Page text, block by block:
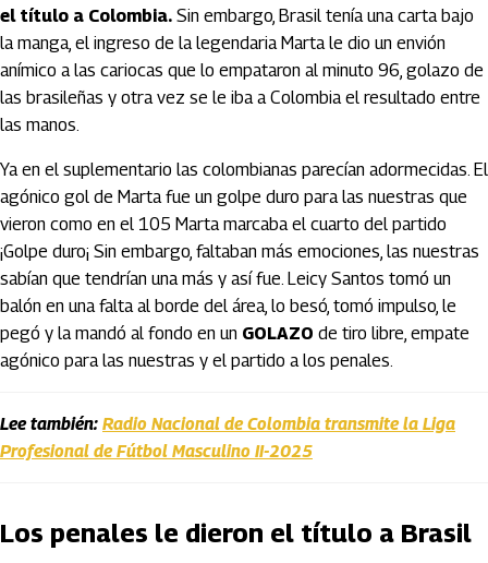
el título a Colombia. Sin embargo, Brasil tenía una carta bajo
la manga, el ingreso de la legendaria Marta le dio un envión
anímico a las cariocas que lo empataron al minuto 96, golazo de
las brasileñas y otra vez se le iba a Colombia el resultado entre
las manos.
Ya en el suplementario las colombianas parecían adormecidas. El
agónico gol de Marta fue un golpe duro para las nuestras que
vieron como en el 105 Marta marcaba el cuarto del partido
¡Golpe duro¡ Sin embargo, faltaban más emociones, las nuestras
sabían que tendrían una más y así fue. Leicy Santos tomó un
balón en una falta al borde del área, lo besó, tomó impulso, le
pegó y la mandó al fondo en un GOLAZO de tiro libre, empate
agónico para las nuestras y el partido a los penales.
Lee también: Radio Nacional de Colombia transmite la Liga
Profesional de Fútbol Masculino II-2025
Los penales le dieron el título a Brasil